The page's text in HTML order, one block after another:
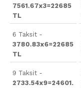
7561.67x3=22685
TL
6 Taksit -
3780.83x6=22685
TL
9 Taksit -
2733.54x9=24601.